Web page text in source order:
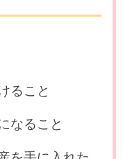
ること
なること